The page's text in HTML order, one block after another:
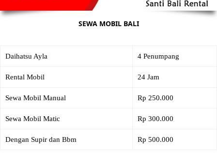
SEWA MOBIL BALI
Daihatsu Ayla 4 Penumpang
Rental Mobil 24 Jam
Sewa Mobil Manual Rp 250.000
Sewa Mobil Matic Rp 300.000
Dengan Supir dan Bbm Rp 500.000